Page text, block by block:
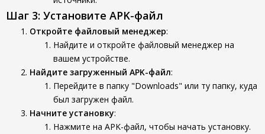
Шаг 3: Установите APK-файл
Откройте файловый менеджер:
Найдите и откройте файловый менеджер на
вашем устройстве.
Найдите загруженный APK-файл:
Перейдите в папку "Downloads" или ту папку, куда
был загружен файл.
Начните установку:
Нажмите на APK-файл, чтобы начать установку.